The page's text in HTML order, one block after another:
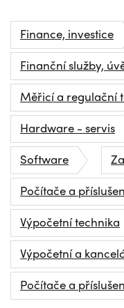
Finance, investice
Finanční služby,
Měřicí a regulační
Hardware - servis
Software
Počítače a
Výpočetní technika
Výpočetní a
Počítače a